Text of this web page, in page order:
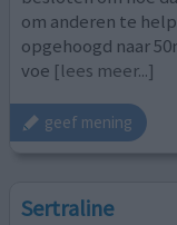
om anderen te
opgehoogd naar
voe [lees meer...]
geef mening
Sertraline